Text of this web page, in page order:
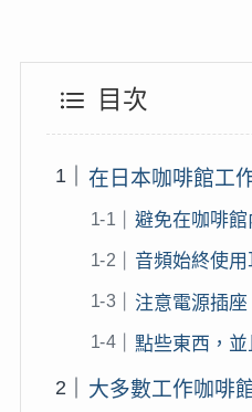
目次
在日本咖啡館工
避免在咖啡
音頻始終使用
注意電源插座
點些東西，
大多數工作咖啡